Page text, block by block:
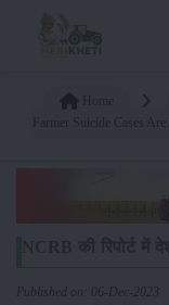
Published on: 06-Dec-2023